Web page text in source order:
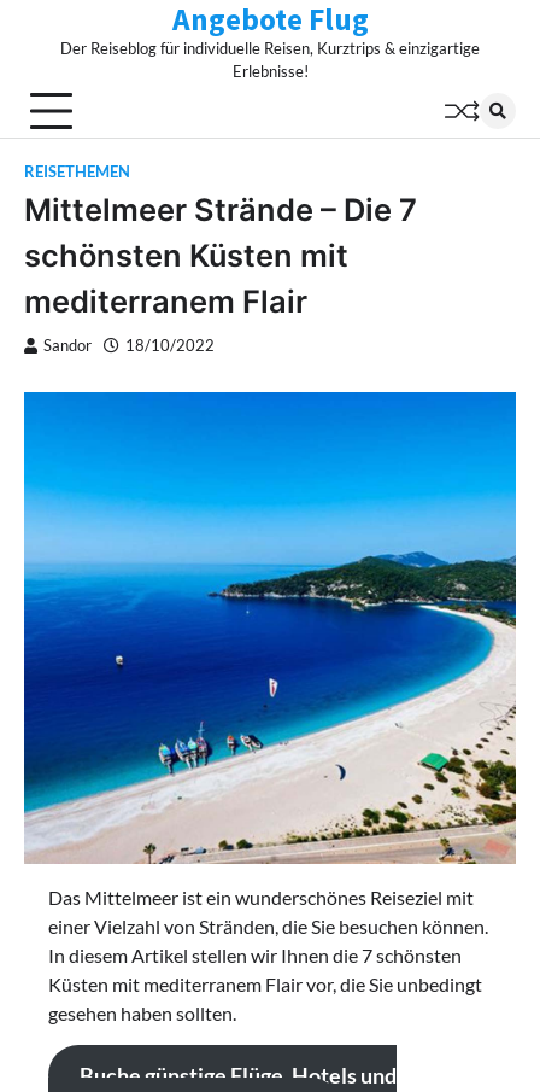
Angebote Flug
Der Reiseblog für individuelle Reisen, Kurztrips & einzigartige
Erlebnisse!
REISETHEMEN
Mittelmeer Strände – Die 7
schönsten Küsten mit
mediterranem Flair
Sandor 18/10/2022
Das Mittelmeer ist ein wunderschönes Reiseziel mit
einer Vielzahl von Stränden, die Sie besuchen können.
In diesem Artikel stellen wir Ihnen die 7 schönsten
Küsten mit mediterranem Flair vor, die Sie unbedingt
gesehen haben sollten.
Buche günstige Flüge, Hotels und